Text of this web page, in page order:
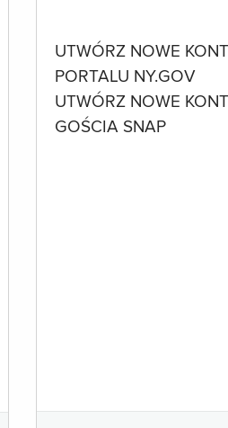
UTWÓRZ NOWE
PORTALU NY.GOV
UTWÓRZ NOWE
GOŚCIA SNAP